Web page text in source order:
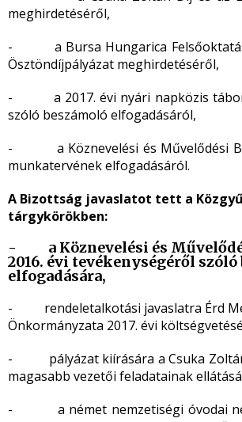
meghirdetéséről,
- a Bursa Hungarica
Ösztöndíjpályázat meghirdetéséről,
- a 2017. évi nyári napközis tábor
szóló beszámoló elfogadásáról,
- a Köznevelési és Művelődési
munkatervének elfogadásáról.
A Bizottság javaslatot tett a
tárgykörökben:
- a Köznevelési és
2016. évi tevékenységéről szóló
elfogadására,
- rendeletalkotási javaslatra Érd
Önkormányzata 2017. évi
- pályázat kiírására a Csuka
magasabb vezetői feladatainak
- a német nemzetiségi óvodai